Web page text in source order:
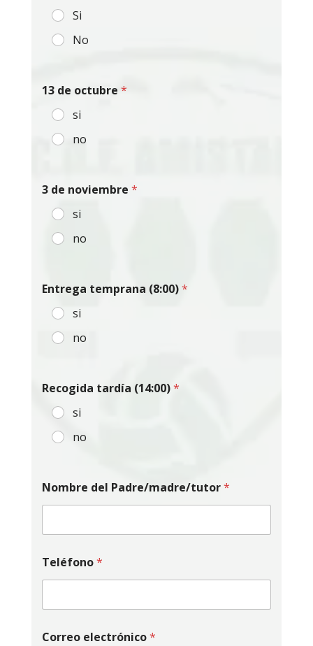
Si
No
13 de octubre *
si
no
3 de noviembre *
si
no
Entrega temprana (8:00)*
si
no
Recogida tardía (14:00)*
si
no
Nombre del Padre/madre/tutor*
Teléfono*
Correo electrónico*